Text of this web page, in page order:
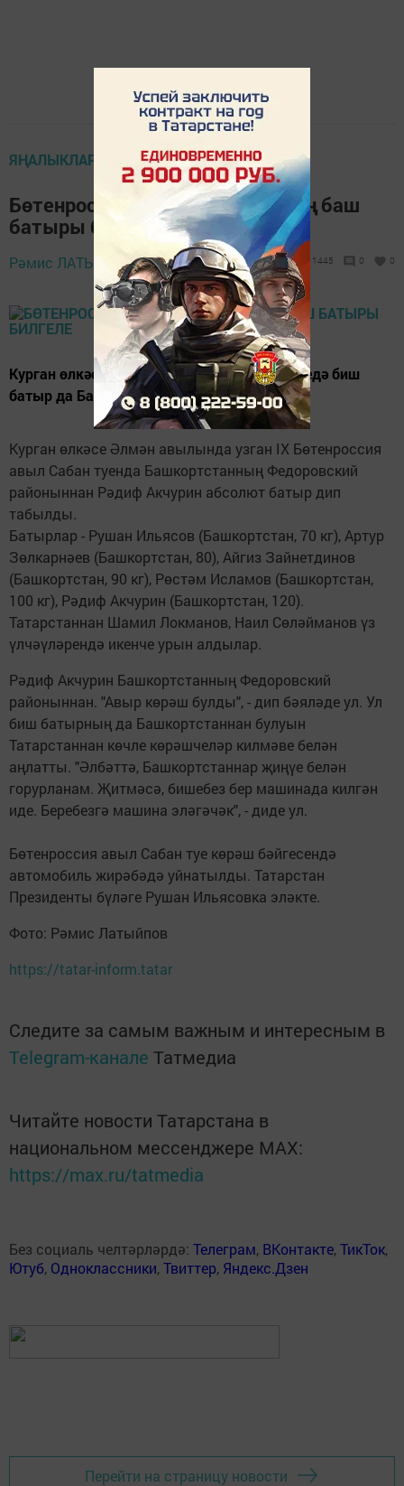
ЯҢАЛЫКЛАР
Бөтенроссия авыл Сабан туеның баш
батыры билгеле
Рәмис ЛАТЫЙПОВ, 14 июль 2018 - 15:24 1445 0 0
Курган өлкәсе Әлмән авылында узган бәйгедә биш
батыр да Башкортстаннан.
Курган өлкәсе Әлмән авылында узган IX Бөтенроссия
авыл Сабан туенда Башкортстанның Федоровский
районыннан Рәдиф Акчурин абсолют батыр дип
табылды.
Батырлар - Рушан Ильясов (Башкортстан, 70 кг), Артур
Зөлкарнәев (Башкортстан, 80), Айгиз Зайнетдинов
(Башкортстан, 90 кг), Рөстәм Исламов (Башкортстан,
100 кг), Рәдиф Акчурин (Башкортстан, 120).
Татарстаннан Шамил Локманов, Наил Сөләйманов үз
үлчәүләрендә икенче урын алдылар.
Рәдиф Акчурин Башкортстанның Федоровский
районыннан. "Авыр көрәш булды", - дип бәяләде ул. Ул
биш батырның да Башкортстаннан булуын
Татарстаннан көчле көрәшчеләр килмәве белән
аңлатты. "Әлбәттә, Башкортстаннар җиңүе белән
горурланам. Җитмәсә, бишебез бер машинада килгән
иде. Беребезгә машина эләгәчәк", - диде ул.
Бөтенроссия авыл Сабан туе көрәш бәйгесендә
автомобиль жирәбәдә уйнатылды. Татарстан
Президенты бүләге Рушан Ильясовка эләкте.
Фото: Рәмис Латыйпов
https://tatar-inform.tatar
Следите за самым важным и интересным в
Telegram-канале Татмедиа
Читайте новости Татарстана в
национальном мессенджере MАХ:
https://max.ru/tatmedia
Без социаль челтәрләрдә: Телеграм, ВКонтакте,ТикТок,
Ютуб, Одноклассники,Твиттер, Яндекс.Дзен
Перейти на страницу новости